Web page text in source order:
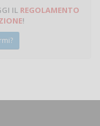
IL REGOLAMENTO
!